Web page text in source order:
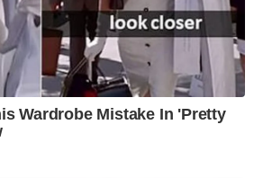
Wardrobe Mistake In 'Pretty